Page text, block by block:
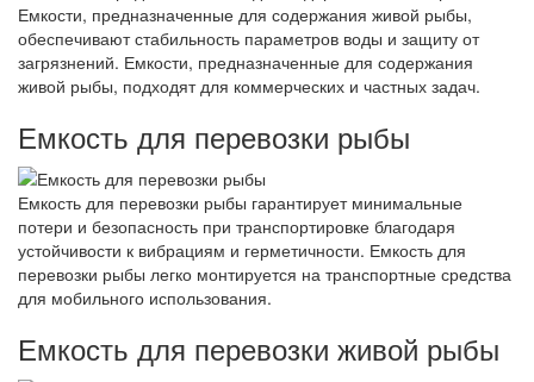
Емкости, предназначенные для содержания живой рыбы,
обеспечивают стабильность параметров воды и защиту от
загрязнений. Емкости, предназначенные для содержания
живой рыбы, подходят для коммерческих и частных задач.
Емкость для перевозки рыбы
Емкость для перевозки рыбы гарантирует минимальные
потери и безопасность при транспортировке благодаря
устойчивости к вибрациям и герметичности. Емкость для
перевозки рыбы легко монтируется на транспортные средства
для мобильного использования.
Емкость для перевозки живой рыбы